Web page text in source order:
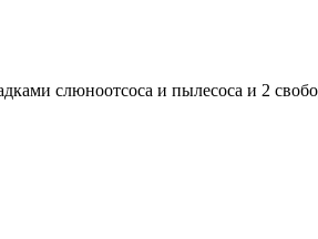
слюноотсоса и пылесоса и 2